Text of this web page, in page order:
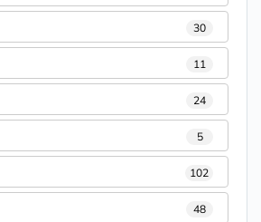
30
11
24
5
102
48